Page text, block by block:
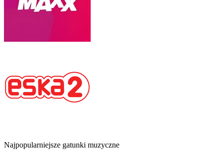
Najpopularniejsze gatunki muzyczne